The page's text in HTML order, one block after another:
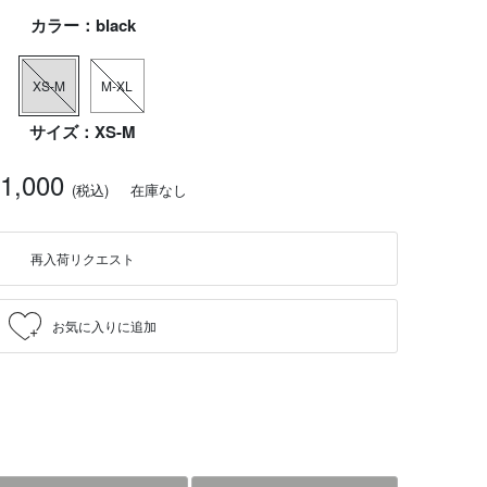
カラー：black
XS-M M-XL
サイズ：XS-M
(税込) 在庫なし
再入荷リクエスト